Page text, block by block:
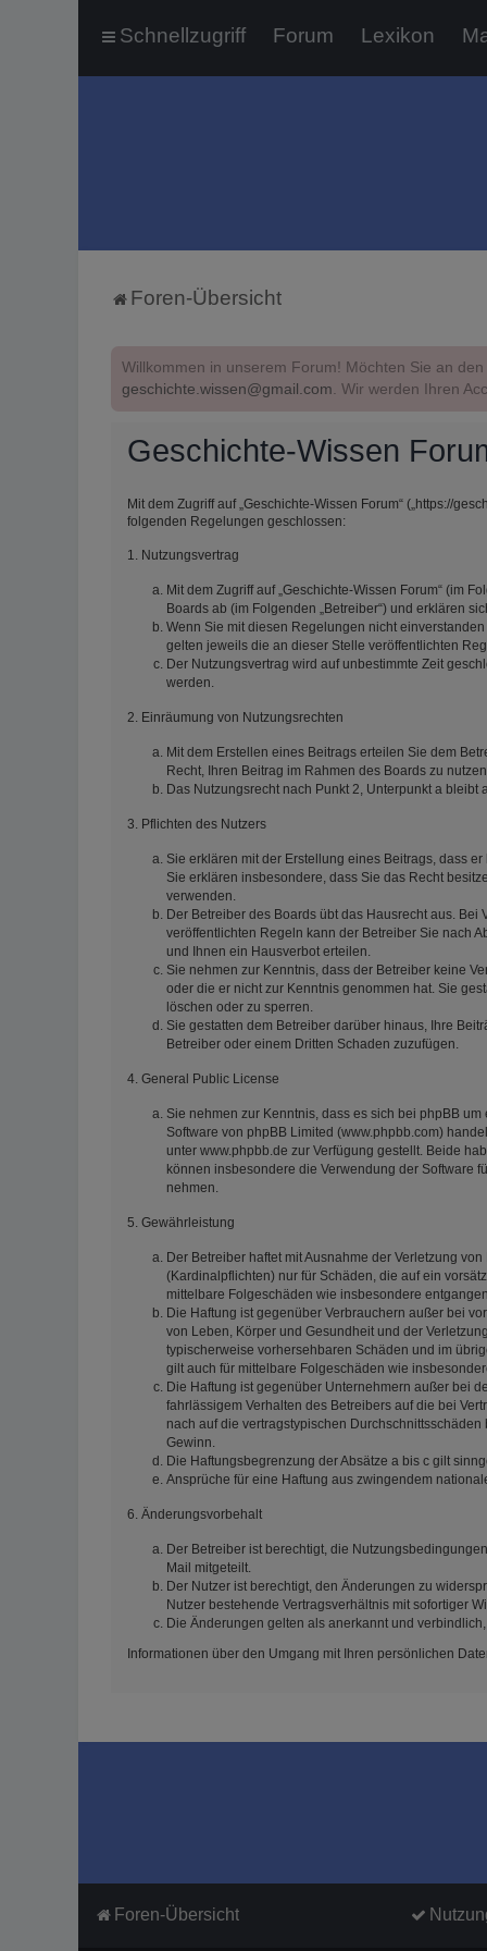
Schnellzugriff Forum Lexikon
Foren-Übersicht
Willkommen in unserem Forum! Möchten Sie an
geschichte.wissen@gmail.com. Wir werden Ihren
Geschichte-Wissen
Mit dem Zugriff auf „Geschichte-Wissen Forum“ („https://
folgenden Regelungen geschlossen:
1. Nutzungsvertrag
Mit dem Zugriff auf „Geschichte-Wissen Forum“ (im
Boards ab (im Folgenden „Betreiber“) und erklären
Wenn Sie mit diesen Regelungen nicht
gelten jeweils die an dieser Stelle veröffentlichten
Der Nutzungsvertrag wird auf unbestimmte Zeit
werden.
2. Einräumung von Nutzungsrechten
Mit dem Erstellen eines Beitrags erteilen Sie dem
Recht, Ihren Beitrag im Rahmen des Boards zu
Das Nutzungsrecht nach Punkt 2, Unterpunkt a
3. Pflichten des Nutzers
Sie erklären mit der Erstellung eines Beitrags, dass
Sie erklären insbesondere, dass Sie das Recht
verwenden.
Der Betreiber des Boards übt das Hausrecht aus.
veröffentlichten Regeln kann der Betreiber Sie nach
und Ihnen ein Hausverbot erteilen.
Sie nehmen zur Kenntnis, dass der Betreiber keine
oder die er nicht zur Kenntnis genommen hat. Sie
löschen oder zu sperren.
Sie gestatten dem Betreiber darüber hinaus, Ihre
Betreiber oder einem Dritten Schaden zuzufügen.
4. General Public License
Sie nehmen zur Kenntnis, dass es sich bei phpBB um
Software von phpBB Limited (www.phpbb.com)
unter www.phpbb.de zur Verfügung gestellt. Beide
können insbesondere die Verwendung der Software
nehmen.
5. Gewährleistung
Der Betreiber haftet mit Ausnahme der Verletzung
(Kardinalpflichten) nur für Schäden, die auf ein
mittelbare Folgeschäden wie insbesondere
Die Haftung ist gegenüber Verbrauchern außer bei
von Leben, Körper und Gesundheit und der
typischerweise vorhersehbaren Schäden und im
gilt auch für mittelbare Folgeschäden wie
Die Haftung ist gegenüber Unternehmern außer bei
fahrlässigem Verhalten des Betreibers auf die bei
nach auf die vertragstypischen
Gewinn.
Die Haftungsbegrenzung der Absätze a bis c gilt
Ansprüche für eine Haftung aus zwingendem
6. Änderungsvorbehalt
Der Betreiber ist berechtigt, die
Mail mitgeteilt.
Der Nutzer ist berechtigt, den Änderungen zu
Nutzer bestehende Vertragsverhältnis mit sofortiger
Die Änderungen gelten als anerkannt und
Informationen über den Umgang mit Ihren persönlichen
Foren-Übersicht